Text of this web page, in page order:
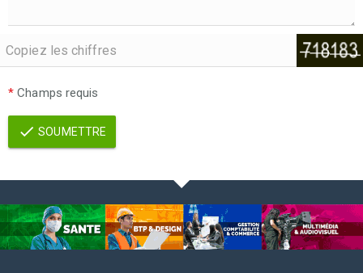
* Champs requis
SOUMETTRE